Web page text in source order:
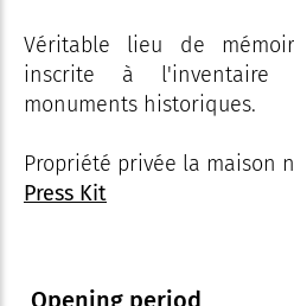
Véritable lieu de
inscrite à l'inventaire
monuments historiques.
Propriété privée la maison
Press Kit
Opening period